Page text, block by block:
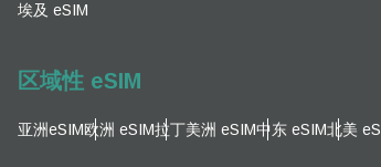
埃及 eSIM
区域性 eSIM
亚洲eSIM欧洲 eSIM拉丁美洲 eSIM中东 eSIM北美